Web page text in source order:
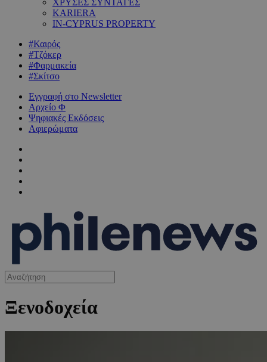
ΧΡΥΣΕΣ ΣΥΝΤΑΓΕΣ
KARIERA
IN-CYPRUS PROPERTY
#Καιρός
#Τζόκερ
#Φαρμακεία
#Σκίτσο
Εγγραφή στο Newsletter
Αρχείο Φ
Ψηφιακές Εκδόσεις
Αφιερώματα
Ξενοδοχεία